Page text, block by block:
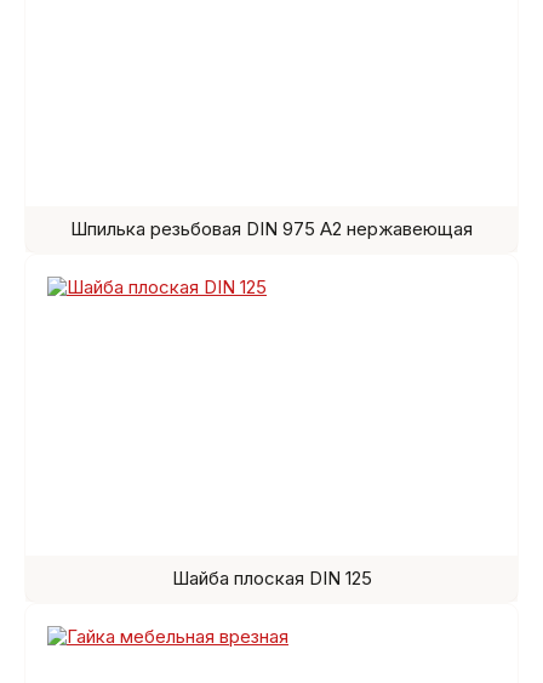
Шпилька резьбовая DIN 975 A2 нержавеющая
Шайба плоская DIN 125